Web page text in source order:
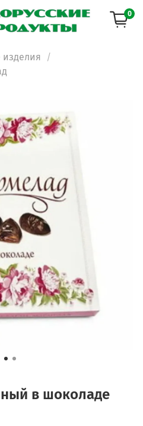
0
изделия
в шоколаде